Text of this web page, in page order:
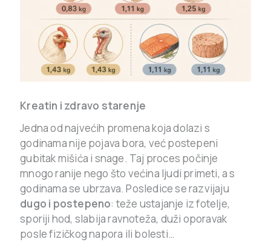
Kreatin i zdravo starenje
Jedna od najvećih promena koja dolazi s
godinama nije pojava bora, već postepeni
gubitak mišića i snage. Taj proces počinje
mnogo ranije nego što većina ljudi primeti, a s
godinama se ubrzava. Posledice se razvijaju
dugo i postepeno: teže ustajanje iz fotelje,
sporiji hod, slabija ravnoteža, duži oporavak
posle fizičkog napora ili bolesti…